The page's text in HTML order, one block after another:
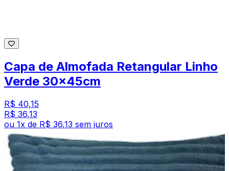
Capa de Almofada Retangular Linho
Verde 30x45cm
R$ 40,15
R$ 36,13
ou 1x de R$ 36,13 sem juros